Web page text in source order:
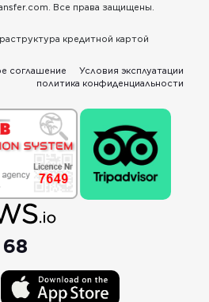
Все права защищены.
кредитной картой
соглашение
Условия эксплуатации
политика конфиденциальности